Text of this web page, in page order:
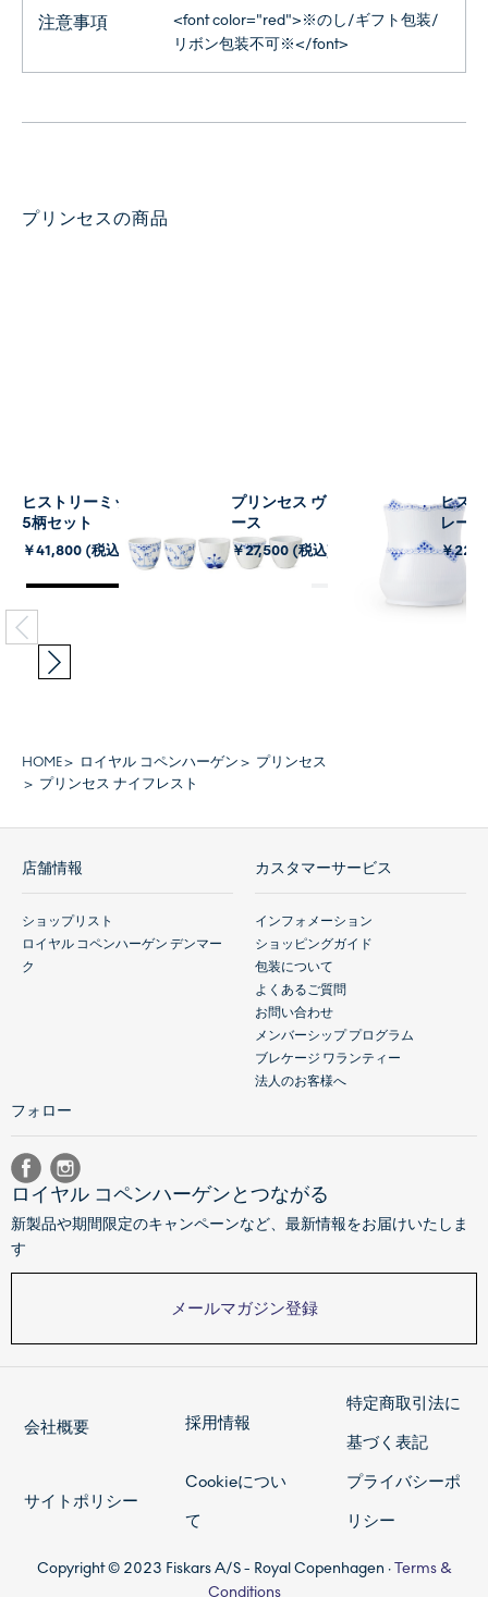
注意事項
<font color="red">※のし/ギフト包装/
リボン包装不可※</font>
プリンセスの商品
ヒストリーミックス カップ
5柄セット
￥41,800 (税込)
プリンセス ヴィンテージベ
ース
￥27,500 (税込)
ヒス
レー
￥
HOME ロイヤル コペンハーゲン
プリンセス
プリンセス ナイフレスト
店舗情報
ショップリスト
ロイヤル コペンハーゲン デンマー
ク
カスタマーサービス
インフォメーション
ショッピングガイド
包装について
よくあるご質問
お問い合わせ
メンバーシップ プログラム
ブレケージ ワランティー
法人のお客様へ
フォロー
ロイヤル コペンハーゲンとつながる
新製品や期間限定のキャンペーンなど、最新情報をお届けいたしま
す
メールマガジン登録
会社概要 採用情報
特定商取引法に
基づく表記
サイトポリシー
Cookieについ
て
プライバシーポ
リシー
Copyright © 2023 Fiskars A/S - Royal Copenhagen ·Terms &
Conditions